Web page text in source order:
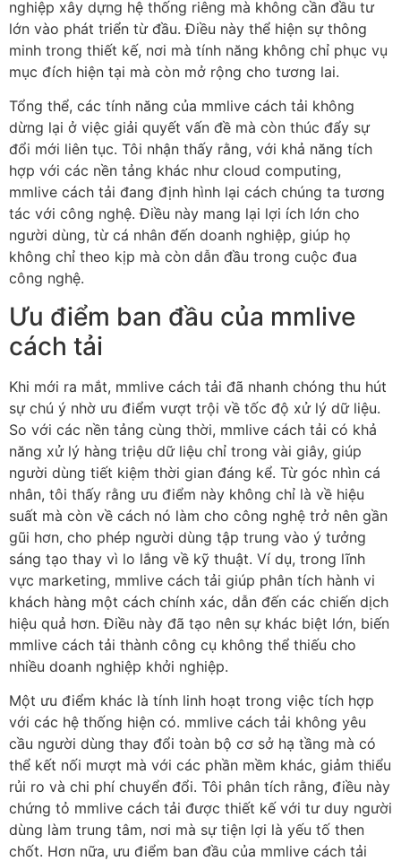
nghiệp xây dựng hệ thống riêng mà không cần đầu tư
lớn vào phát triển từ đầu. Điều này thể hiện sự thông
minh trong thiết kế, nơi mà tính năng không chỉ phục vụ
mục đích hiện tại mà còn mở rộng cho tương lai.
Tổng thể, các tính năng của mmlive cách tải không
dừng lại ở việc giải quyết vấn đề mà còn thúc đẩy sự
đổi mới liên tục. Tôi nhận thấy rằng, với khả năng tích
hợp với các nền tảng khác như cloud computing,
mmlive cách tải đang định hình lại cách chúng ta tương
tác với công nghệ. Điều này mang lại lợi ích lớn cho
người dùng, từ cá nhân đến doanh nghiệp, giúp họ
không chỉ theo kịp mà còn dẫn đầu trong cuộc đua
công nghệ.
Ưu điểm ban đầu của mmlive
cách tải
Khi mới ra mắt, mmlive cách tải đã nhanh chóng thu hút
sự chú ý nhờ ưu điểm vượt trội về tốc độ xử lý dữ liệu.
So với các nền tảng cùng thời, mmlive cách tải có khả
năng xử lý hàng triệu dữ liệu chỉ trong vài giây, giúp
người dùng tiết kiệm thời gian đáng kể. Từ góc nhìn cá
nhân, tôi thấy rằng ưu điểm này không chỉ là về hiệu
suất mà còn về cách nó làm cho công nghệ trở nên gần
gũi hơn, cho phép người dùng tập trung vào ý tưởng
sáng tạo thay vì lo lắng về kỹ thuật. Ví dụ, trong lĩnh
vực marketing, mmlive cách tải giúp phân tích hành vi
khách hàng một cách chính xác, dẫn đến các chiến dịch
hiệu quả hơn. Điều này đã tạo nên sự khác biệt lớn, biến
mmlive cách tải thành công cụ không thể thiếu cho
nhiều doanh nghiệp khởi nghiệp.
Một ưu điểm khác là tính linh hoạt trong việc tích hợp
với các hệ thống hiện có. mmlive cách tải không yêu
cầu người dùng thay đổi toàn bộ cơ sở hạ tầng mà có
thể kết nối mượt mà với các phần mềm khác, giảm thiểu
rủi ro và chi phí chuyển đổi. Tôi phân tích rằng, điều này
chứng tỏ mmlive cách tải được thiết kế với tư duy người
dùng làm trung tâm, nơi mà sự tiện lợi là yếu tố then
chốt. Hơn nữa, ưu điểm ban đầu của mmlive cách tải